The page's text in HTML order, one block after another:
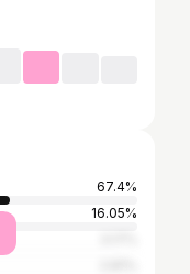
67.4%
16.05%